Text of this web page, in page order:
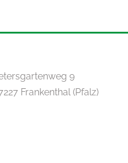
9
Frankenthal (Pfalz)